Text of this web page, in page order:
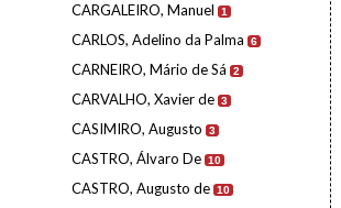
CARGALEIRO, Manuel 1
CARLOS, Adelino da Palma 6
CARNEIRO, Mário de Sá 2
CARVALHO, Xavier de 3
CASIMIRO, Augusto 3
CASTRO, Álvaro De 10
CASTRO, Augusto de 10